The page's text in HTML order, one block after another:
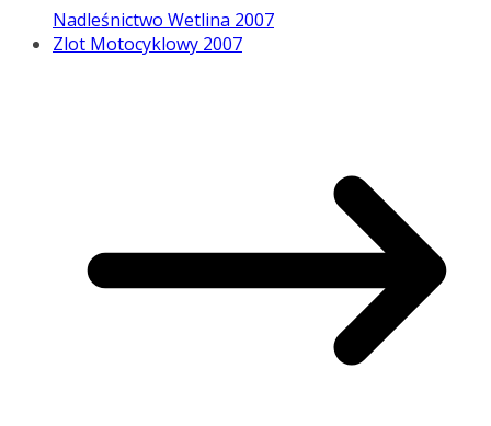
Nadleśnictwo Wetlina 2007
Zlot Motocyklowy 2007